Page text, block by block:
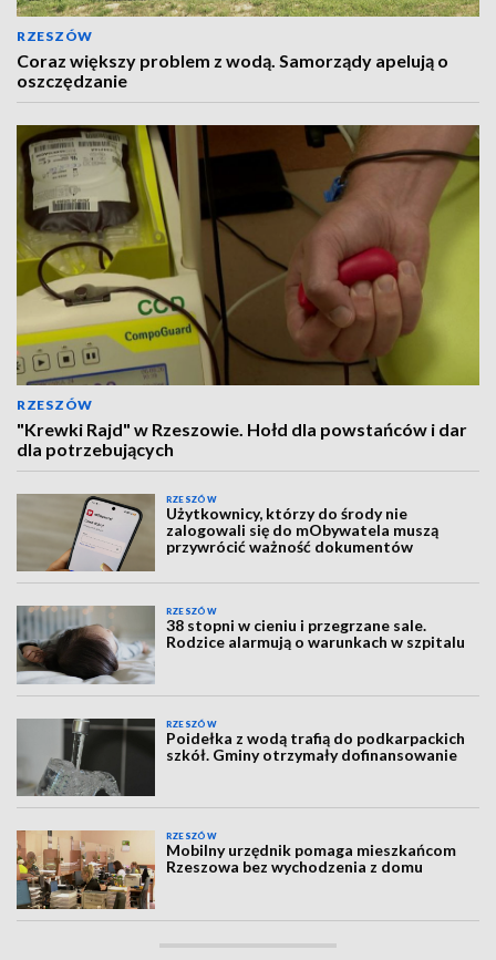
RZESZÓW
Coraz większy problem z wodą. Samorządy apelują o
oszczędzanie
RZESZÓW
"Krewki Rajd" w Rzeszowie. Hołd dla powstańców i dar
dla potrzebujących
RZESZÓW
Użytkownicy, którzy do środy nie
zalogowali się do mObywatela muszą
przywrócić ważność dokumentów
RZESZÓW
38 stopni w cieniu i przegrzane sale.
Rodzice alarmują o warunkach w szpitalu
RZESZÓW
Poidełka z wodą trafią do podkarpackich
szkół. Gminy otrzymały dofinansowanie
RZESZÓW
Mobilny urzędnik pomaga mieszkańcom
Rzeszowa bez wychodzenia z domu